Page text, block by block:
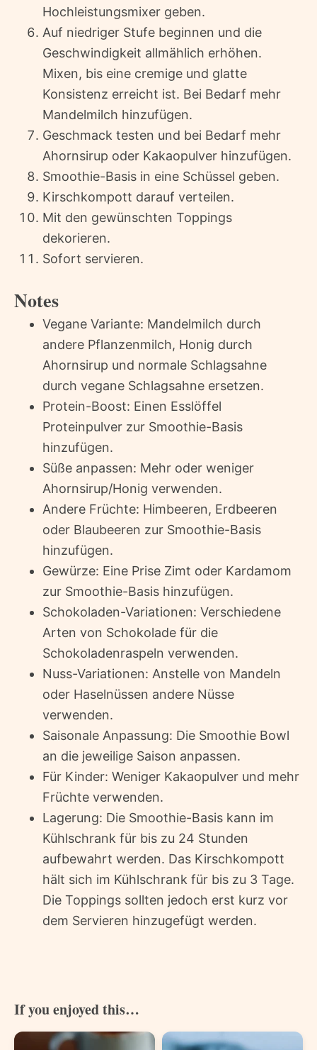
Hochleistungsmixer geben.
Auf niedriger Stufe beginnen und die
Geschwindigkeit allmählich erhöhen.
Mixen, bis eine cremige und glatte
Konsistenz erreicht ist. Bei Bedarf mehr
Mandelmilch hinzufügen.
Geschmack testen und bei Bedarf mehr
Ahornsirup oder Kakaopulver hinzufügen.
Smoothie-Basis in eine Schüssel geben.
Kirschkompott darauf verteilen.
Mit den gewünschten Toppings
dekorieren.
Sofort servieren.
Notes
Vegane Variante: Mandelmilch durch
andere Pflanzenmilch, Honig durch
Ahornsirup und normale Schlagsahne
durch vegane Schlagsahne ersetzen.
Protein-Boost: Einen Esslöffel
Proteinpulver zur Smoothie-Basis
hinzufügen.
Süße anpassen: Mehr oder weniger
Ahornsirup/Honig verwenden.
Andere Früchte: Himbeeren, Erdbeeren
oder Blaubeeren zur Smoothie-Basis
hinzufügen.
Gewürze: Eine Prise Zimt oder Kardamom
zur Smoothie-Basis hinzufügen.
Schokoladen-Variationen: Verschiedene
Arten von Schokolade für die
Schokoladenraspeln verwenden.
Nuss-Variationen: Anstelle von Mandeln
oder Haselnüssen andere Nüsse
verwenden.
Saisonale Anpassung: Die Smoothie Bowl
an die jeweilige Saison anpassen.
Für Kinder: Weniger Kakaopulver und mehr
Früchte verwenden.
Lagerung: Die Smoothie-Basis kann im
Kühlschrank für bis zu 24 Stunden
aufbewahrt werden. Das Kirschkompott
hält sich im Kühlschrank für bis zu 3 Tage.
Die Toppings sollten jedoch erst kurz vor
dem Servieren hinzugefügt werden.
If you enjoyed this…